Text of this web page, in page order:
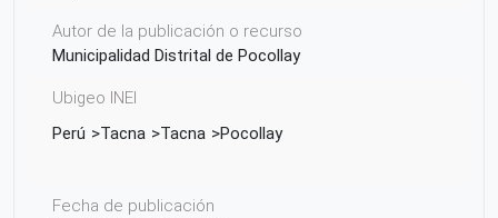
Autor de la publicación o recurso
Municipalidad Distrital de Pocollay
Ubigeo INEI
Perú
Tacna Tacna Pocollay
Fecha de publicación